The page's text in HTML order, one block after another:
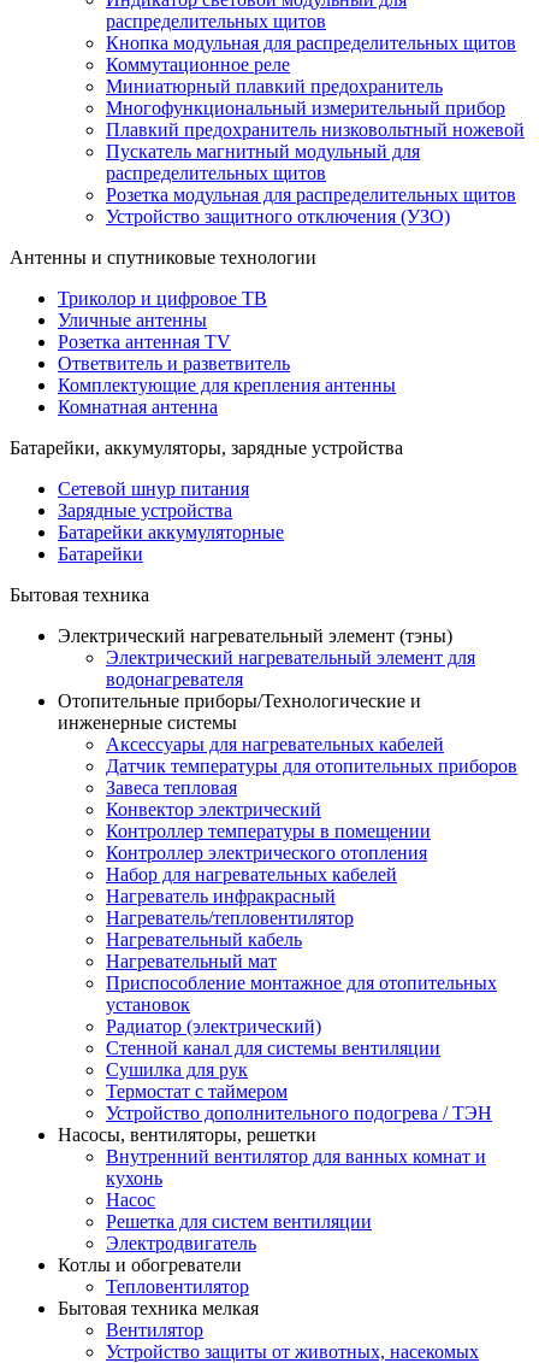
распределительных щитов
Кнопка модульная для распределительных щитов
Коммутационное реле
Миниатюрный плавкий предохранитель
Многофункциональный измерительный прибор
Плавкий предохранитель низковольтный ножевой
Пускатель магнитный модульный для
распределительных щитов
Розетка модульная для распределительных щитов
Устройство защитного отключения (УЗО)
Антенны и спутниковые технологии
Триколор и цифровое ТВ
Уличные антенны
Розетка антенная TV
Ответвитель и разветвитель
Комплектующие для крепления антенны
Комнатная антенна
Батарейки, аккумуляторы, зарядные устройства
Сетевой шнур питания
Зарядные устройства
Батарейки аккумуляторные
Батарейки
Бытовая техника
Электрический нагревательный элемент (тэны)
Электрический нагревательный элемент для
водонагревателя
Отопительные приборы/Технологические и
инженерные системы
Аксессуары для нагревательных кабелей
Датчик температуры для отопительных приборов
Завеса тепловая
Конвектор электрический
Контроллер температуры в помещении
Контроллер электрического отопления
Набор для нагревательных кабелей
Нагреватель инфракрасный
Нагреватель/тепловентилятор
Нагревательный кабель
Нагревательный мат
Приспособление монтажное для отопительных
установок
Радиатор (электрический)
Стенной канал для системы вентиляции
Сушилка для рук
Термостат с таймером
Устройство дополнительного подогрева / ТЭН
Насосы, вентиляторы, решетки
Внутренний вентилятор для ванных комнат и
кухонь
Насос
Решетка для систем вентиляции
Электродвигатель
Котлы и обогреватели
Тепловентилятор
Бытовая техника мелкая
Вентилятор
Устройство защиты от животных, насекомых